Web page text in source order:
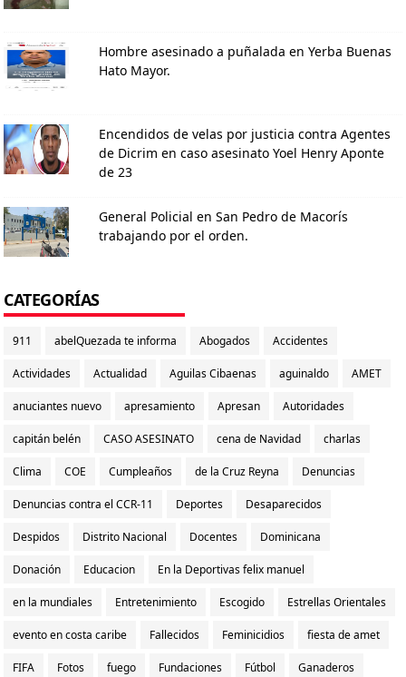
Hombre asesinado a puñalada en Yerba Buenas
Hato Mayor.
Encendidos de velas por justicia contra Agentes
de Dicrim en caso asesinato Yoel Henry Aponte
de 23
General Policial en San Pedro de Macorís
trabajando por el orden.
CATEGORÍAS
911 abelQuezada te informa Abogados Accidentes
Actividades Actualidad Aguilas Cibaenas aguinaldo AMET
anuciantes nuevo apresamiento Apresan Autoridades
capitán belén CASO ASESINATO cena de Navidad charlas
Clima COE Cumpleaños de la Cruz Reyna Denuncias
Denuncias contra el CCR-11 Deportes Desaparecidos
Despidos Distrito Nacional Docentes Dominicana
Donación Educacion En la Deportivas felix manuel
en la mundiales Entretenimiento Escogido Estrellas Orientales
evento en costa caribe Fallecidos Feminicidios fiesta de amet
FIFA Fotos fuego Fundaciones Fútbol Ganaderos